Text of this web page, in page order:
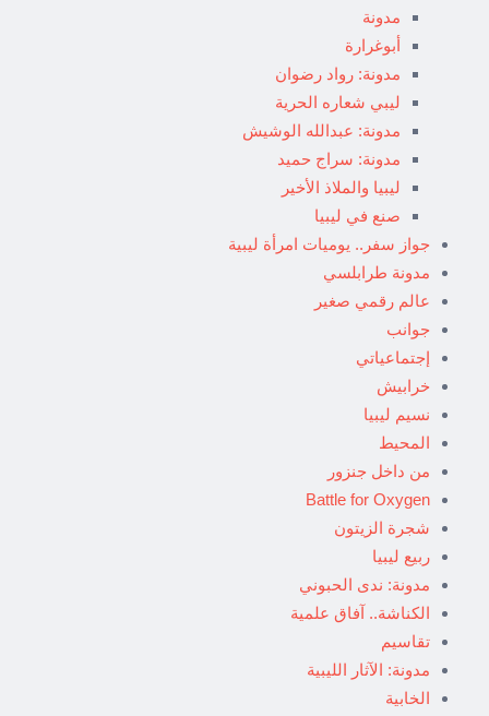
مدونة
أبوغرارة
مدونة: رواد رضوان
ليبي شعاره الحرية
مدونة: عبدالله الوشيش
مدونة: سراج حميد
ليبيا والملاذ الأخير
صنع في ليبيا
جواز سفر.. يوميات امرأة ليبية
مدونة طرابلسي
عالم رقمي صغير
جوانب
إجتماعياتي
خرابيش
نسيم ليبيا
المحيط
من داخل جنزور
Battle for Oxygen
شجرة الزيتون
ربيع ليبيا
مدونة: ندى الحبوني
الكناشة.. آفاق علمية
تقاسيم
مدونة: الآثار الليبية
الخابية